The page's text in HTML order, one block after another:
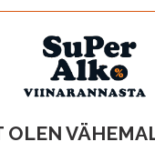
OLEN
ÜHIKU HIND
KOGUS KASTIS